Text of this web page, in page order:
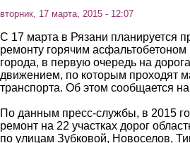
вторник, 17 марта, 2015 - 12:07
С 17 марта в Рязани планируется
ремонту горячим
города, в первую очередь на
движением, по которым проходят
транспорта. Об этом сообщается
По данным пресс-службы, в 2015
ремонт на 22 участках дорог
по улицам Зубковой, Новоселов,